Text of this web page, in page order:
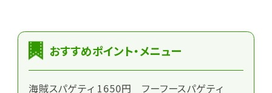
おすすめポイント・メニュー
海賊スパゲティ 1650円 フーフースパゲティ